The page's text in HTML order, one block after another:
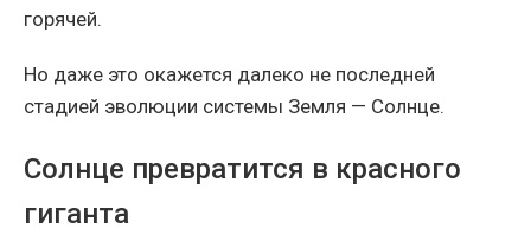
горячей.
Но даже это окажется далеко не последней
стадией эволюции системы Земля — Солнце.
Солнце превратится в красного
гиганта